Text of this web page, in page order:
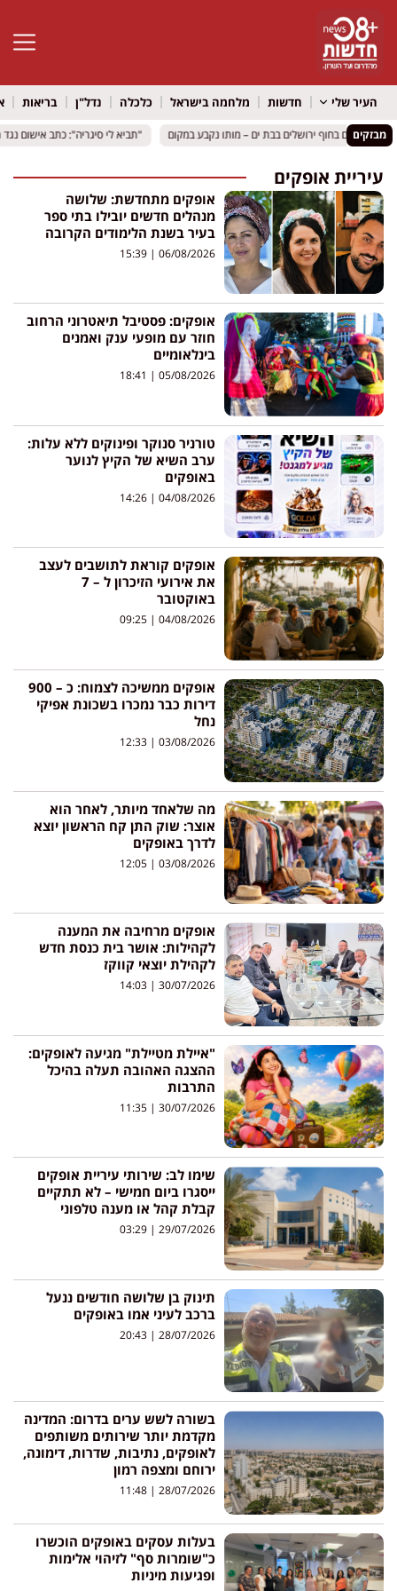
פתח
העיר שלי חדשות מלחמה בישראל כלכלה נדל"ן בריאות
מבזקים "תביא לי סיגריה": כתב אישום נגד
"תביא לי סיגריה": כתב אישום נגד
עיריית אופקים
אופקים מתחדשת: שלושה
מנהלים חדשים יובילו בתי ספר
בעיר בשנת הלימודים הקרובה
06/08/2026
אופקים: פסטיבל תיאטרוני הרחוב
חוזר עם מופעי ענק ואמנים
בינלאומיים
05/08/2026
טורניר סנוקר ופינוקים ללא עלות:
ערב השיא של הקיץ לנוער
באופקים
04/08/2026
אופקים קוראת לתושבים לעצב
את אירועי הזיכרון ל – 7
באוקטובר
04/08/2026
אופקים ממשיכה לצמוח: כ – 900
דירות כבר נמכרו בשכונת אפיקי
נחל
03/08/2026
מה שלאחד מיותר, לאחר הוא
אוצר: שוק התן קח הראשון יוצא
לדרך באופקים
03/08/2026
אופקים מרחיבה את המענה
לקהילות: אושר בית כנסת חדש
לקהילת יוצאי קווקז
30/07/2026
"איילת מטיילת" מגיעה לאופקים:
ההצגה האהובה תעלה בהיכל
התרבות
30/07/2026
שימו לב: שירותי עיריית אופקים
ייסגרו ביום חמישי – לא תתקיים
קבלת קהל או מענה טלפוני
29/07/2026
תינוק בן שלושה חודשים ננעל
ברכב לעיני אמו באופקים
28/07/2026
בשורה לשש ערים בדרום: המדינה
מקדמת יותר שירותים משותפים
לאופקים, נתיבות, שדרות, דימונה,
ירוחם ומצפה רמון
28/07/2026
בעלות עסקים באופקים הוכשרו
כ"שומרות סף" לזיהוי אלימות
ופגיעות מיניות